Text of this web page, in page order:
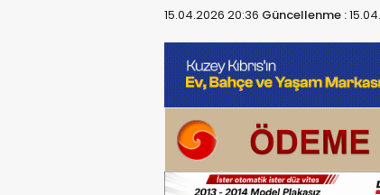
15.04.2026 20:36 Güncellenme :